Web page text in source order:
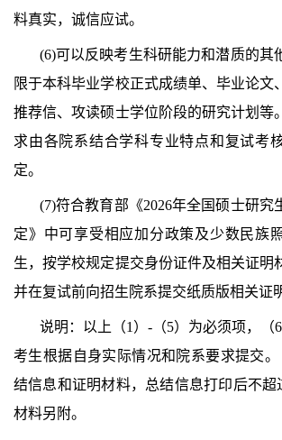
料真实，诚信应试。
(6)可以反映考生科研能力和潜质的其
限于本科毕业学校正式成绩单、毕业论文
推荐信、攻读硕士学位阶段的研究计划等
求由各院系结合学科专业特点和复试考
定。
(7)符合教育部《2026年全国硕士研究
定》中可享受相应加分政策及少数民族
生，按学校规定提交身份证件及相关证明
并在复试前向招生院系提交纸质版相关证
说明：以上（1）-（5）为必须项，（
考生根据自身实际情况和院系要求提交。
结信息和证明材料，总结信息打印后不超
材料另附。